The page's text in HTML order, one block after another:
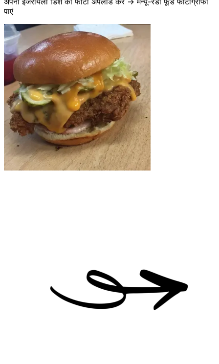
पाएं